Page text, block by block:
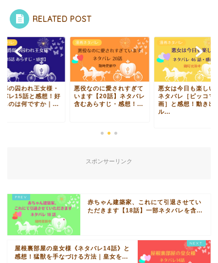
RELATED POST
タバレ
邸の囚われ王女様・
バレ15話と感想！好
ものは何ですか｜...
漫画ネタバレ
悪役なのに愛されすぎて
います【20話】ネタバレ
含むあらすじ・感想！...
漫画ネタバレ
悪女は今日も楽しい
ネタバレ［ピッコマ
画］と感想！動き出
ル...
スポンサーリンク
赤ちゃん建築家、これにて引退させてい
ただきます【18話】一部ネタバレを含...
屋根裏部屋の皇女様《ネタバレ14話》と
感想！猛獣を手なづける方法｜皇女を...